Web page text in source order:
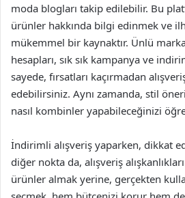
moda blogları takip edilebilir. Bu
ürünler hakkında bilgi edinmek ve
mükemmel bir kaynaktır. Ünlü
hesapları, sık sık kampanya ve
sayede, fırsatları kaçırmadan
edebilirsiniz. Aynı zamanda, stil
nasıl kombinler yapabileceğinizi
İndirimli alışveriş yaparken, dikkat
diğer nokta da, alışveriş
ürünler almak yerine, gerçekten